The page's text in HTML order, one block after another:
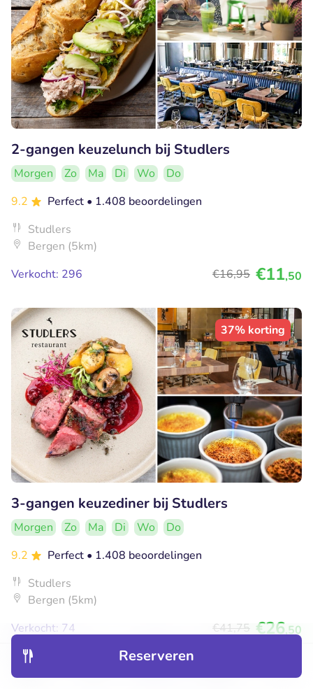
Reserveren
2-gangen keuzelunch bij Studlers
Morgen Zo Ma Di Wo
Do
9.2
Perfect • 1.408 beoordelingen
Studlers
Bergen (5km)
Verkocht: 296
€16,95 €11,50
37% korting
3-gangen keuzediner bij Studlers
Morgen Zo Ma Di Wo
Do
9.2
Perfect • 1.408 beoordelingen
Studlers
Bergen (5km)
Verkocht: 74
€41,75 €26,50